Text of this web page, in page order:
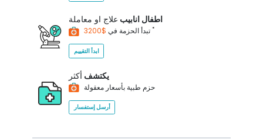
اطفال انابيب علاج او معاملة
تبدأ الحزمة في *
ابدأ التقييم
يكتشف أكثر
حزم طبية بأسعار معقولة
أرسل إستفسار